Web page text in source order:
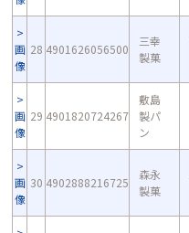
画
像
28 4901626056500
三幸
製菓
画
像
29 4901820724267
敷島
製パ
ン
画
像
30 4902888216725
森永
製菓